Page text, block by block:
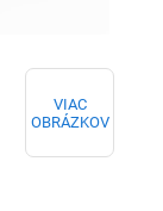
VIAC
OBRÁZKOV